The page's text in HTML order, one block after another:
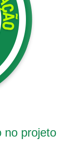
no projeto